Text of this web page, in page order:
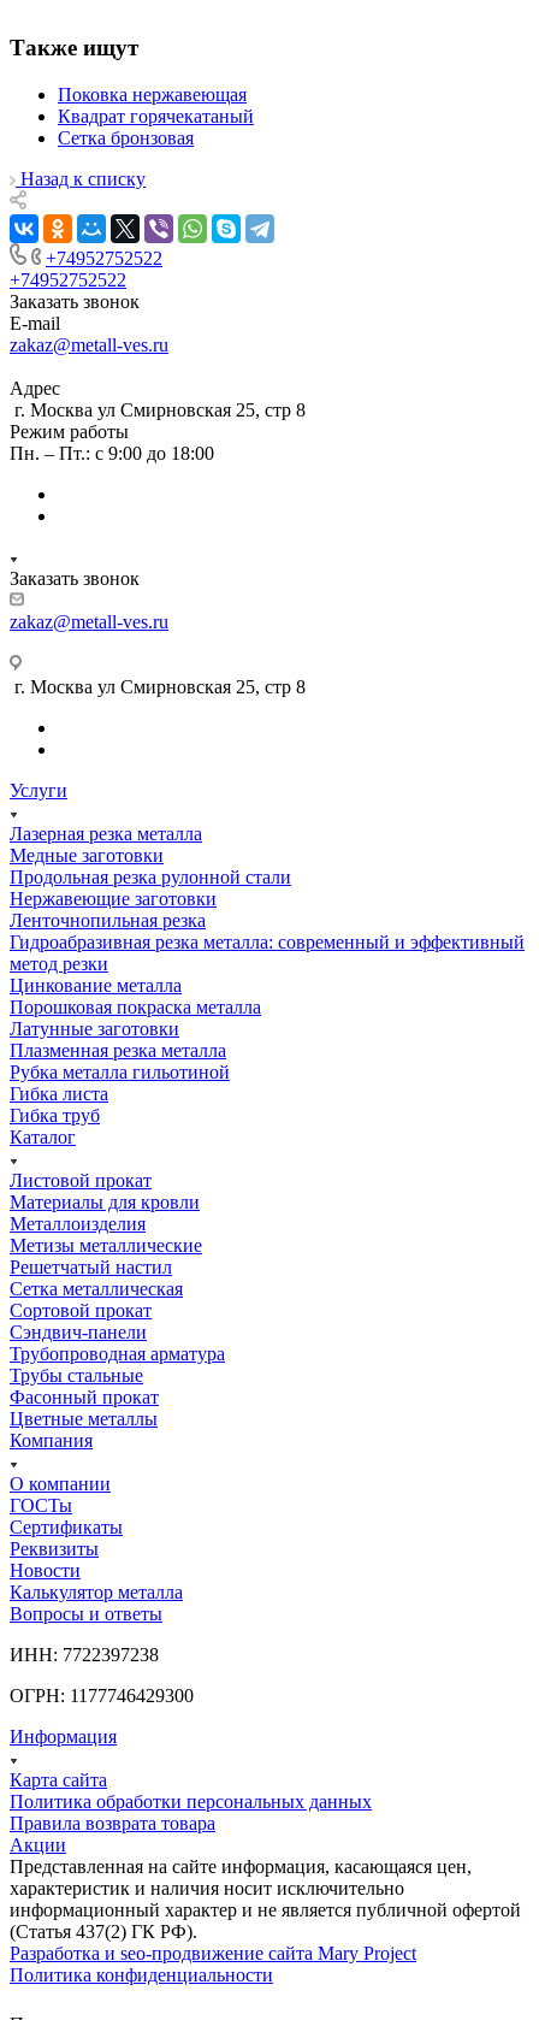
Также ищут
Поковка нержавеющая
Квадрат горячекатаный
Сетка бронзовая
Назад к списку
+74952752522
+74952752522
Заказать звонок
E-mail
zakaz@metall-ves.ru
Адрес
г. Москва ул Смирновская 25, стр 8
Режим работы
Пн. – Пт.: с 9:00 до 18:00
Заказать звонок
zakaz@metall-ves.ru
г. Москва ул Смирновская 25, стр 8
Услуги
Лазерная резка металла
Медные заготовки
Продольная резка рулонной стали
Нержавеющие заготовки
Ленточнопильная резка
Гидроабразивная резка металла: современный и эффективный
метод резки
Цинкование металла
Порошковая покраска металла
Латунные заготовки
Плазменная резка металла
Рубка металла гильотиной
Гибка листа
Гибка труб
Каталог
Листовой прокат
Материалы для кровли
Металлоизделия
Метизы металлические
Решетчатый настил
Сетка металлическая
Сортовой прокат
Сэндвич-панели
Трубопроводная арматура
Трубы стальные
Фасонный прокат
Цветные металлы
Компания
О компании
ГОСТы
Сертификаты
Реквизиты
Новости
Калькулятор металла
Вопросы и ответы
ИНН: 7722397238
ОГРН: 1177746429300
Информация
Карта сайта
Политика обработки персональных данных
Правила возврата товара
Акции
Представленная на сайте информация, касающаяся цен,
характеристик и наличия носит исключительно
информационный характер и не является публичной офертой
(Статья 437(2) ГК РФ).
Разработка и seo-продвижение сайта Mary Project
Политика конфиденциальности